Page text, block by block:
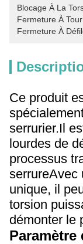
Blocage À La
Fermeture À
Fermeture À
Ce produit
serrurier.Il
lourdes de
processus
serrureAvec
unique, il
torsion
démonter le